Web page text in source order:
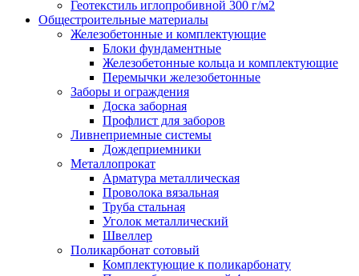
Геотекстиль иглопробивной 300 г/м2
Общестроительные материалы
Железобетонные и комплектующие
Блоки фундаментные
Железобетонные кольца и комплектующие
Перемычки железобетонные
Заборы и ограждения
Доска заборная
Профлист для заборов
Ливнеприемные системы
Дождеприемники
Металлопрокат
Арматура металлическая
Проволока вязальная
Труба стальная
Уголок металлический
Швеллер
Поликарбонат сотовый
Комплектующие к поликарбонату